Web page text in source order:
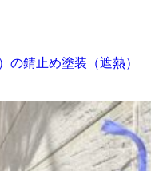
の錆止め塗装（遮熱）